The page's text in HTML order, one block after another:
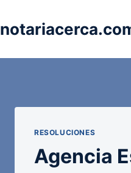
RESOLUCIONES
Agencia